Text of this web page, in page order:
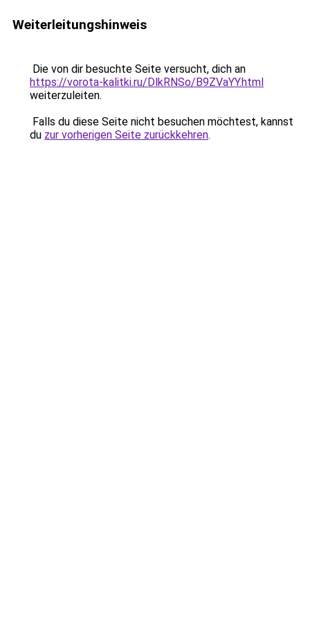
Weiterleitungshinweis
Die von dir besuchte Seite versucht, dich an
https://vorota-kalitki.ru/DlkRNSo/B9ZVaYY.html
weiterzuleiten.
Falls du diese Seite nicht besuchen möchtest, kannst
du zur vorherigen Seite zurückkehren.